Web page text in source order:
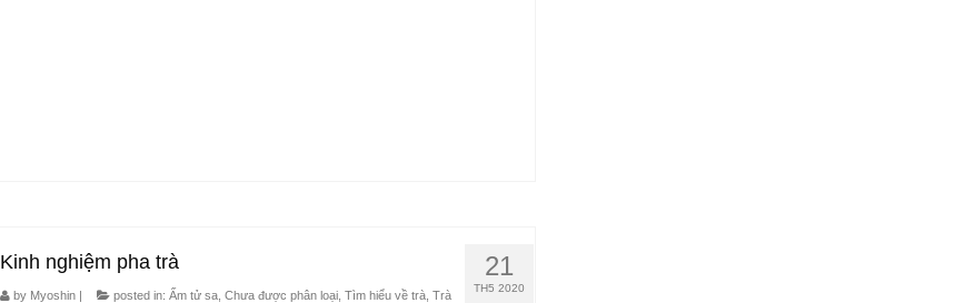
21
TH5 2020
Kinh nghiệm pha trà
by Myoshin| posted in: Ấm tử sa, Chưa được phân loại, Tìm hiểu về trà, Trà